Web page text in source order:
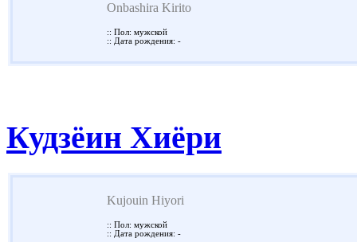
Onbashira Kirito
:: Пол: мужской
:: Дата рождения: -
Кудзёин Хиёри
Kujouin Hiyori
:: Пол: мужской
:: Дата рождения: -